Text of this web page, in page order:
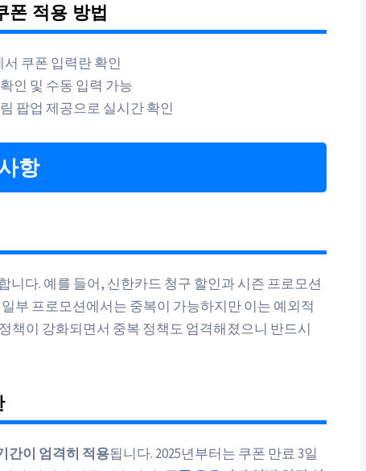
폰 적용 방법
서 쿠폰 입력란 확인
인 및 수동 입력 가능
팝업 제공으로 실시간 확인
항
니다. 예를 들어, 신한카드 청구 할인과 시즌 프로모션
부 프로모션에서는 중복이 가능하지만 이는 예외적
책이 강화되면서 중복 정책도 엄격해졌으니 반드시
간이 엄격히 적용됩니다. 2025년부터는 쿠폰 만료 3일